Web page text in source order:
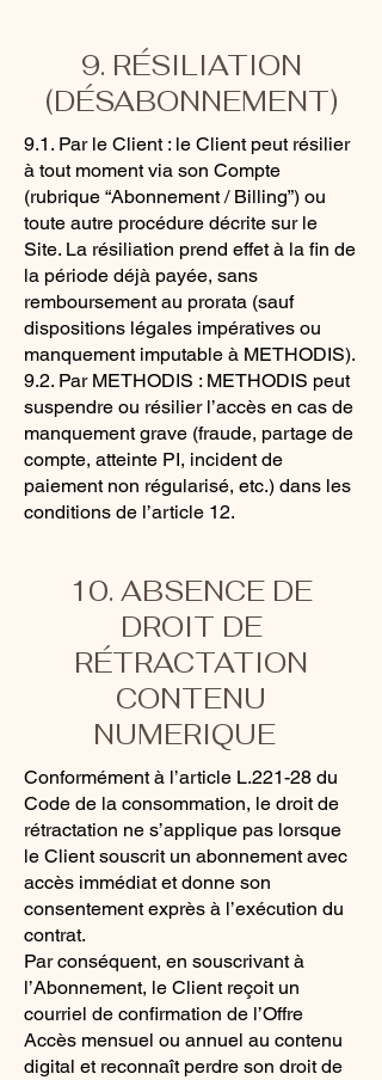
9. RÉSILIATION
(DÉSABONNEMENT)
9.1. Par le Client : le Client peut résilier
à tout moment via son Compte
(rubrique “Abonnement / Billing”) ou
toute autre procédure décrite sur le
Site. La résiliation prend effet à la fin de
la période déjà payée, sans
remboursement au prorata (sauf
dispositions légales impératives ou
manquement imputable à METHODIS).
9.2. Par METHODIS : METHODIS peut
suspendre ou résilier l’accès en cas de
manquement grave (fraude, partage de
compte, atteinte PI, incident de
paiement non régularisé, etc.) dans les
conditions de l’article 12.
10. ABSENCE DE
DROIT DE
RÉTRACTATION
CONTENU
NUMERIQUE
Conformément à l’article L.221-28 du
Code de la consommation, le droit de
rétractation ne s’applique pas lorsque
le Client souscrit un abonnement avec
accès immédiat et donne son
consentement exprès à l’exécution du
contrat.
Par conséquent, en souscrivant à
l’Abonnement, le Client reçoit un
courriel de confirmation de l’Offre
Accès mensuel ou annuel au contenu
digital et reconnaît perdre son droit de